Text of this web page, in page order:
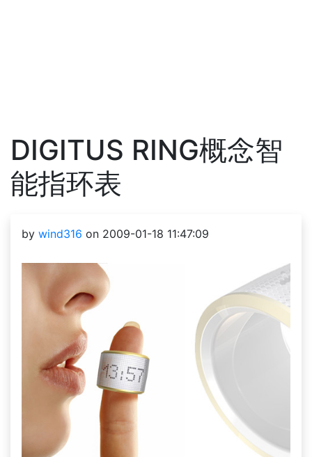
DIGITUS RING概念智
能指环表
by wind316 on 2009-01-18 11:47:09